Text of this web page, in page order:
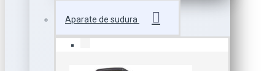
Aparate de sudura